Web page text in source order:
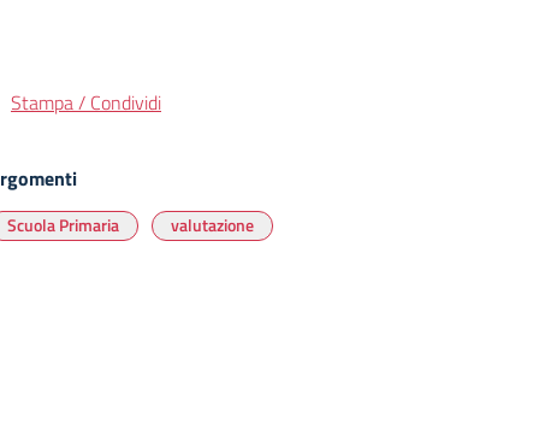
Stampa / Condividi
Scuola Primaria valutazione